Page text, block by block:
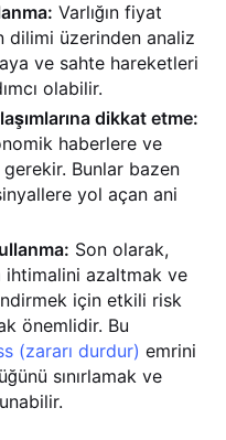
Varlığın fiyat
dilimi üzerinden analiz
ve sahte hareketleri
olabilir.
dikkat etme:
haberlere ve
Bunlar bazen
yol açan ani
Son olarak,
ihtimalini azaltmak ve
için etkili risk
önemlidir. Bu
(zararı durdur) emrini
sınırlamak ve